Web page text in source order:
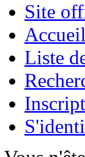
Site
Accueil
Liste